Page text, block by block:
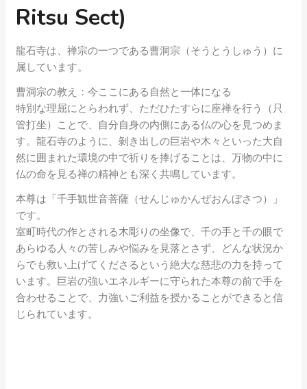
Ritsu Sect)
龍石寺は、禅宗の一つである曹洞宗（そうとうしゅう）に
属しています。
曹洞宗の教え：今ここにある自然と一体になる
特別な理屈にとらわれず、ただひたすらに座禅を行う（只
管打坐）ことで、自分自身の内側にある仏の心を見つめま
す。龍石寺のように、剝き出しの巨岩や木々といった大自
然に囲まれた環境の中で祈りを捧げることは、万物の中に
仏の命を見る禅の精神とも深く共鳴しています。
本尊は「千手観世音菩薩（せんじゅかんぜおんぼさつ）」
です。
室町時代の作とされる木彫りの坐像で、千の手と千の眼で
あらゆる人々の苦しみや悩みを見落とさず、どんな状況か
らでも救い上げてくださるという絶大な慈悲の力を持って
います。巨岩の強いエネルギーに守られた本尊の前で手を
合わせることで、力強いご利益を授かることができると信
じられています。